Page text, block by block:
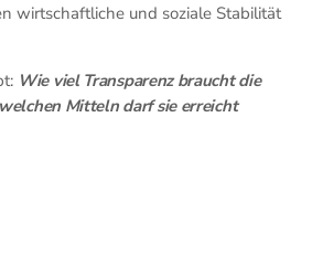
wirtschaftliche und soziale Stabilität
Wie viel Transparenz braucht die
Mitteln darf sie erreicht